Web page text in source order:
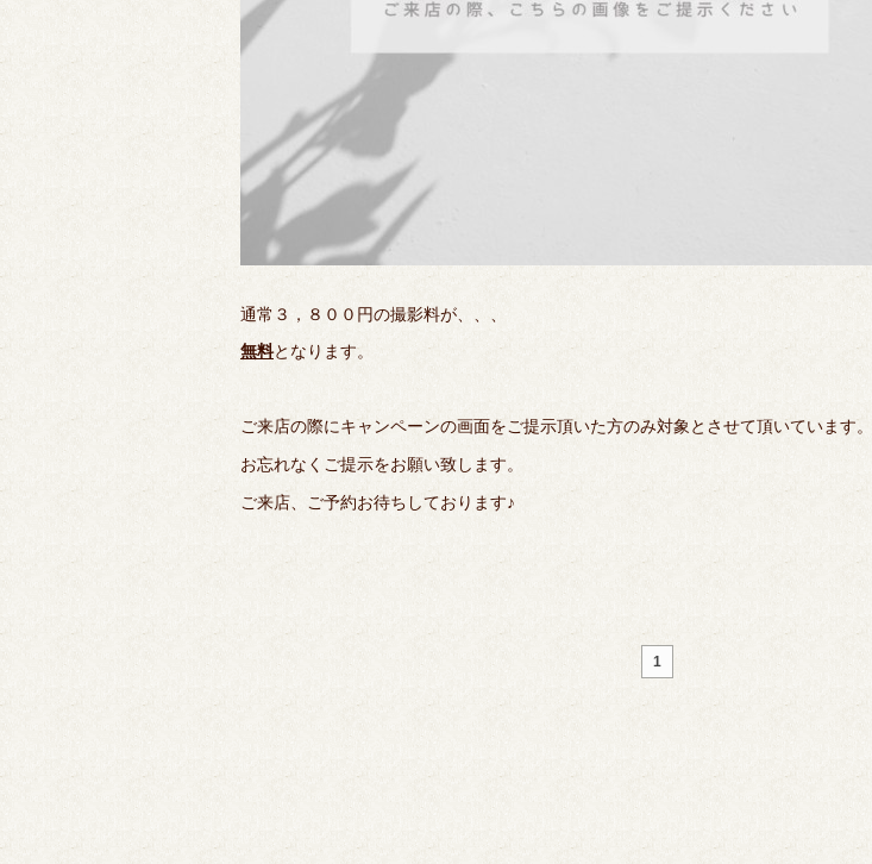
通常３，８００円の撮影料が、、、
無料となります。
ご来店の際にキャンペーンの画面をご提示頂いた方のみ対象とさせて頂いています。
お忘れなくご提示をお願い致します。
ご来店、ご予約お待ちしております♪
1